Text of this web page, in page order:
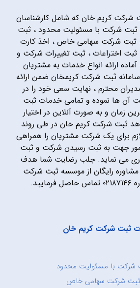
کریم خان که شامل کارشناسان
ثبت شرکت با مسئولیت محدود ، ثبت
ثبت شرکت سهامی خاص ، اخذ کارت
، ثبت اختراعات ، ثبت تغییرات شرکت و
ارائه انواع خدمات به مشتریان
ثبت شرکت کریمخان ضمن ارائه
محترم ، نهایت سعی خود را در
آن ها نموده و تمامی خدمات ثبت
زمان و به صورت آنلاین در اختیار
شرکت کریم خان در طی روند
برای یک شرکت مشتریان را همراهی
جهت به ثبت رسیدن شرکت و ثبت
یاری می نماید. جلب رضایت شما هدف
رایگان از موسسه ثبت شرکت
ثبت شرکت کریم خان
شرکت با مسئولیت محدود
ثبت شرکت سهامی خاص